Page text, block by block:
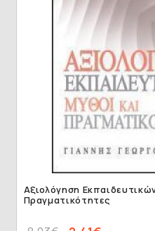
Αξιολόγηση
Πραγματικότητες